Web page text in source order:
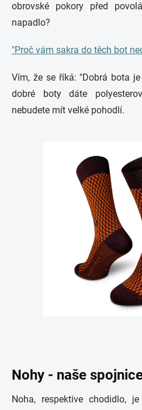
obrovské pokory před
napadlo?
"Proč vám sakra do těch bot
Vím, že se říká: "Dobrá bota
dobré boty dáte
nebudete mít velké pohodlí.
Nohy - naše
Noha, respektive chodidlo,